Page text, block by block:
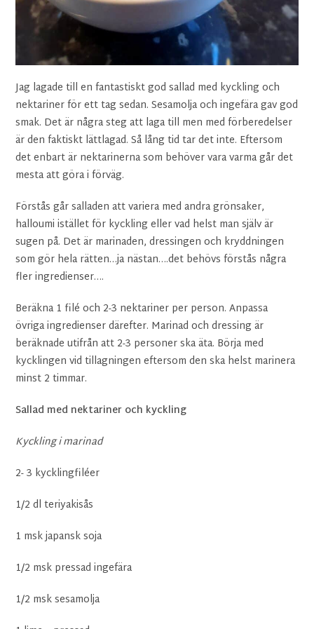
Jag lagade till en fantastiskt god sallad med kyckling och
nektariner för ett tag sedan. Sesamolja och ingefära gav god
smak. Det är några steg att laga till men med förberedelser
är den faktiskt lättlagad. Så lång tid tar det inte. Eftersom
det enbart är nektarinerna som behöver vara varma går det
mesta att göra i förväg.
Förstås går salladen att variera med andra grönsaker,
halloumi istället för kyckling eller vad helst man själv är
sugen på. Det är marinaden, dressingen och kryddningen
som gör hela rätten…ja nästan….det behövs förstås några
fler ingredienser….
Beräkna 1 filé och 2-3 nektariner per person. Anpassa
övriga ingredienser därefter. Marinad och dressing är
beräknade utifrån att 2-3 personer ska äta. Börja med
kycklingen vid tillagningen eftersom den ska helst marinera
minst 2 timmar.
Sallad med nektariner och kyckling
Kyckling i marinad
2- 3 kycklingfiléer
1/2 dl teriyakisås
1 msk japansk soja
1/2 msk pressad ingefära
1/2 msk sesamolja